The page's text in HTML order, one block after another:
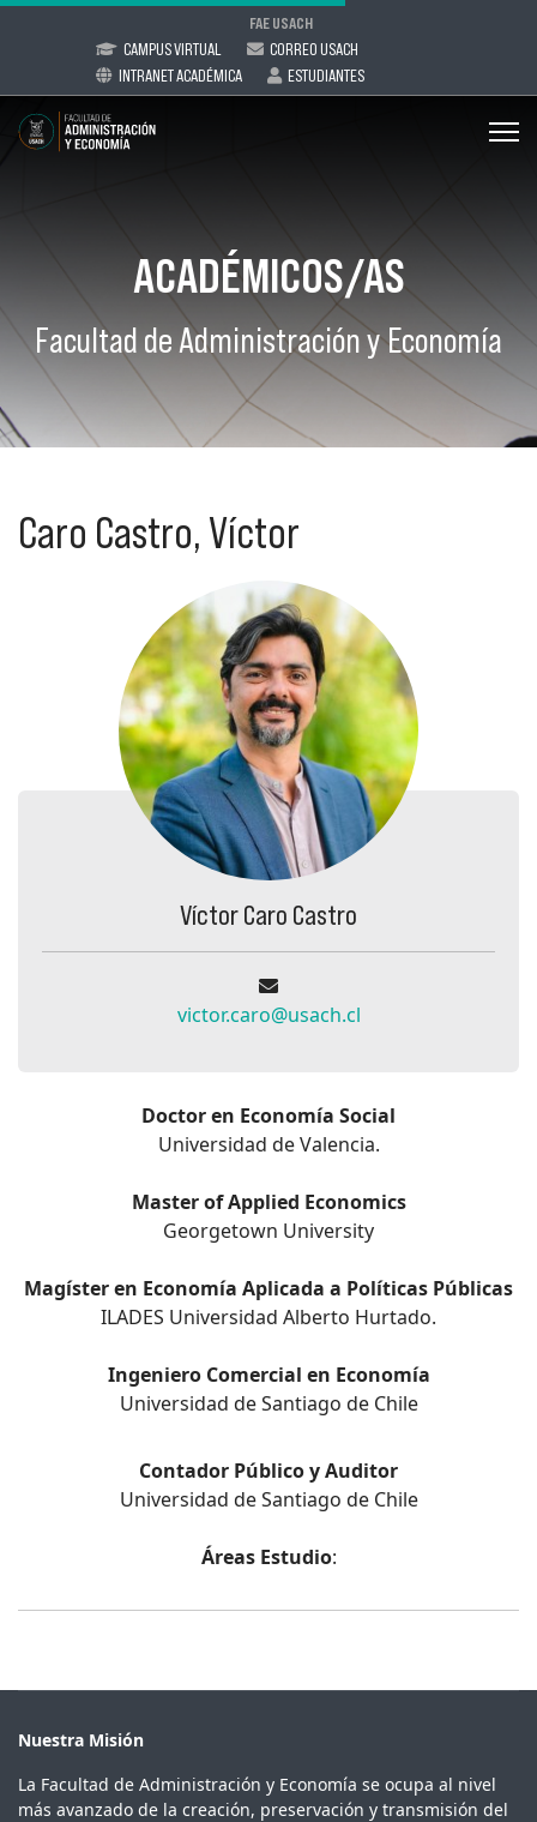
FAE USACH
CAMPUS VIRTUAL
CORREO USACH
INTRANET ACADÉMICA
ESTUDIANTES
ACADÉMICOS/AS
Facultad de Administración y Economía
Caro Castro, Víctor
Víctor Caro Castro
victor.caro@usach.cl
Doctor en Economía Social
Universidad de Valencia.
Master of Applied Economics
Georgetown University
Magíster en Economía Aplicada a Políticas Públicas
ILADES Universidad Alberto Hurtado.
Ingeniero Comercial en Economía
Universidad de Santiago de Chile
Contador Público y Auditor
Universidad de Santiago de Chile
Áreas Estudio:
Nuestra Misión
La Facultad de Administración y Economía se ocupa al nivel
más avanzado de la creación, preservación y transmisión del